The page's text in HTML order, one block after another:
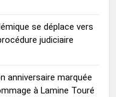
se déplace vers
judiciaire
anniversaire marquée
à Lamine Touré